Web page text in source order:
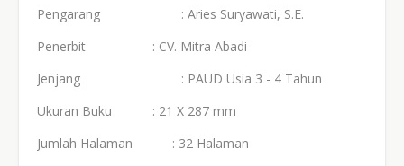
Pengarang
: Aries Suryawati, S.E.
Penerbit
: CV. Mitra Abadi
Jenjang
: PAUD Usia 3 - 4 Tahun
Ukuran Buku
: 21 X 287 mm
Jumlah Halaman : 32 Halaman